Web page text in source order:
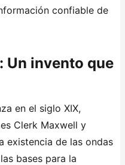
confiable de
Un invento que
en el siglo XIX,
Clerk Maxwell y
existencia de las ondas
bases para la